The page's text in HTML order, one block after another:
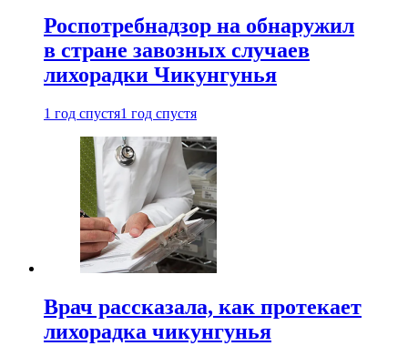
Роспотребнадзор на обнаружил
в стране завозных случаев
лихорадки Чикунгунья
1 год спустя1 год спустя
Врач рассказала, как протекает
лихорадка чикунгунья